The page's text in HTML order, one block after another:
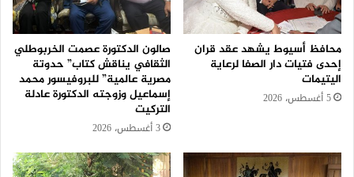
محافظ أسيوط يشهد عقد قران
إحدى فتيات دار الصفا لرعاية
اليتيمات
5 أغسطس، 2026
صالون الدكتورة عصمت الخربوطلي
الثقافي يناقش كتاب” حدوتة
مصرية عالمية” للبروفيسور محمد
إسماعيل وزوجته الدكتورة عادلة
التركيت
3 أغسطس، 2026